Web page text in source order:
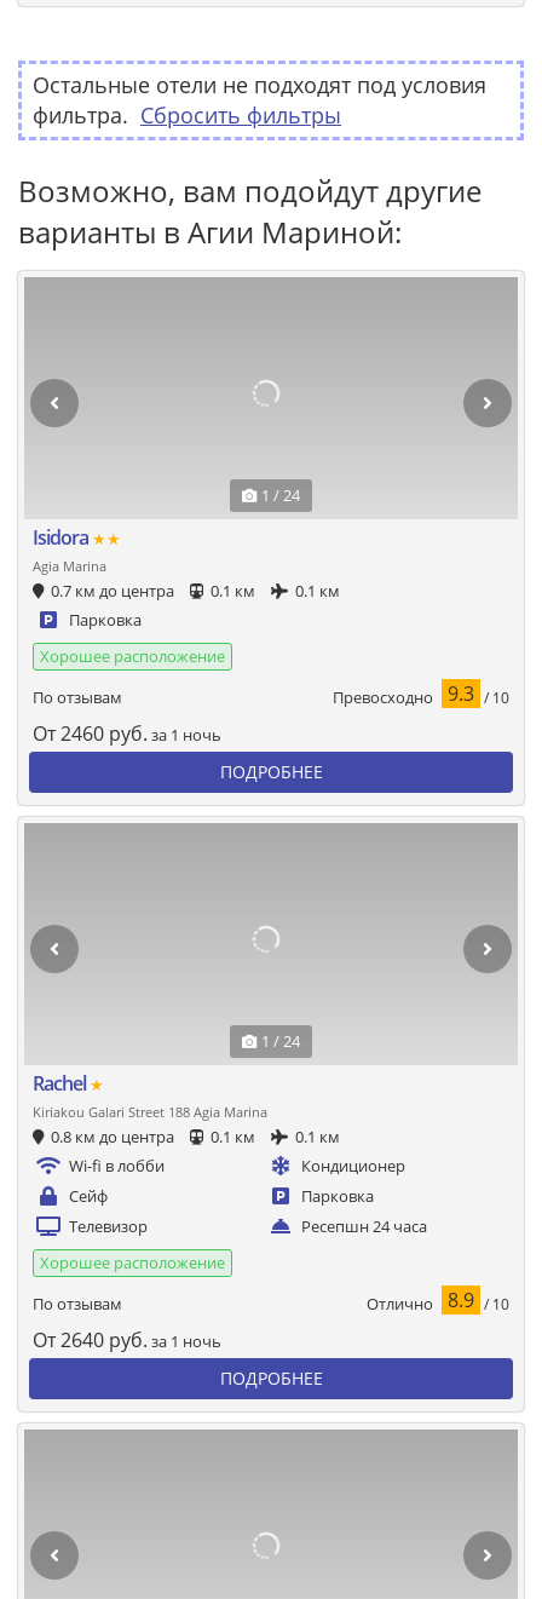
Остальные отели не подходят под условия
фильтра. Сбросить фильтры
Возможно, вам подойдут другие
варианты в Агии Мариной:
1 / 24
Isidora ★★
Agia Marina
0.7 км до центра 0.1 км
0.1 км
Парковка
Хорошее расположение
По отзывам
Превосходно 9.3 / 10
От2460 руб. за 1 ночь
ПОДРОБНЕЕ
1 / 24
Rachel★
Kiriakou Galari Street 188 Agia Marina
0.8 км до центра 0.1 км
0.1 км
Wi-fi в лобби
Кондиционер
Сейф
Парковка
Телевизор
Ресепшн 24 часа
Хорошее расположение
По отзывам
Отлично 8.9 / 10
От2640 руб. за 1 ночь
ПОДРОБНЕЕ